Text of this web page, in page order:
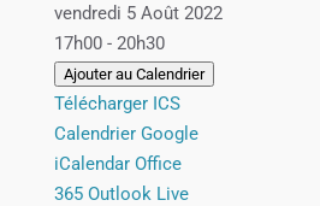
vendredi 5 Août 2022
17h00 - 20h30
Ajouter au Calendrier
Télécharger ICS
Calendrier Google
iCalendar Office
365 Outlook Live